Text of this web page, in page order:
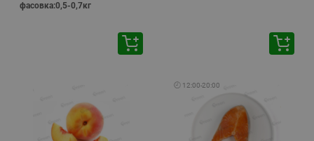
фасовка:0,5-0,7кг
🕘 12:00-20:00